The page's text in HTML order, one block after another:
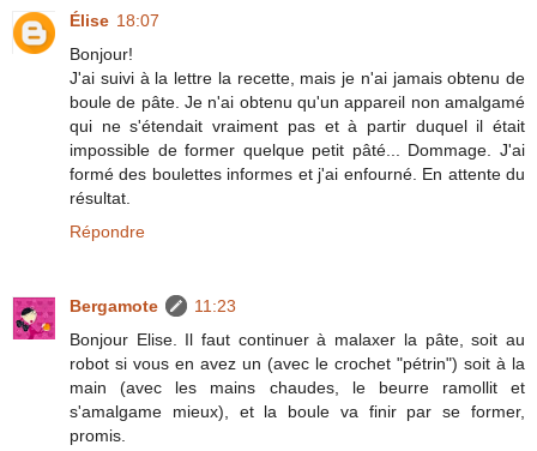
Élise 18:07
Bonjour!
J'ai suivi à la lettre la recette, mais je n'ai jamais obtenu de
boule de pâte. Je n'ai obtenu qu'un appareil non amalgamé
qui ne s'étendait vraiment pas et à partir duquel il était
impossible de former quelque petit pâté... Dommage. J'ai
formé des boulettes informes et j'ai enfourné. En attente du
résultat.
Répondre
Bergamote
11:23
Bonjour Elise. Il faut continuer à malaxer la pâte, soit au
robot si vous en avez un (avec le crochet "pétrin") soit à la
main (avec les mains chaudes, le beurre ramollit et
s'amalgame mieux), et la boule va finir par se former,
promis.